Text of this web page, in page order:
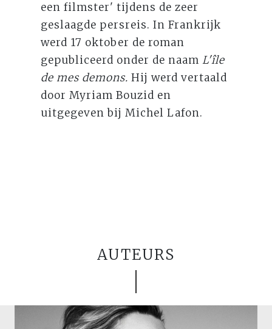
een filmster' tijdens de zeer
geslaagde persreis. In Frankrijk
werd 17 oktober de roman
gepubliceerd onder de naamL'île
de mes demons.Hij werd vertaald
door Myriam Bouzid en
uitgegeven bij Michel Lafon.
AUTEURS